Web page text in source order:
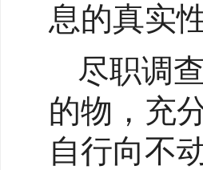
息的真实
尽职调
的物，充
自行向不